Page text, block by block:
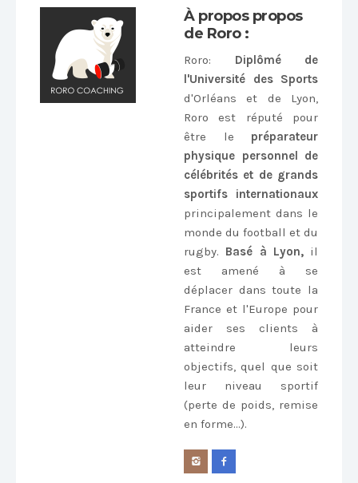
À propos propos
de Roro :
Roro: Diplômé de
l'Université des Sports
d'Orléans et de Lyon,
Roro est réputé pour
être le préparateur
physique personnel de
célébrités et de grands
sportifs internationaux
principalement dans le
monde du football et du
rugby. Basé à Lyon,il
est amené à se
déplacer dans toute la
France et l'Europe pour
aider ses clients à
atteindre leurs
objectifs, quel que soit
leur niveau sportif
(perte de poids, remise
en forme...).